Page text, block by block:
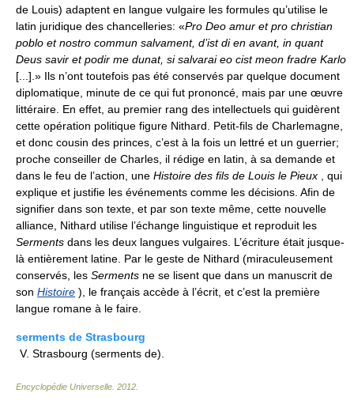
de Louis) adaptent en langue vulgaire les formules qu’utilise le
latin juridique des chancelleries: «Pro Deo amur et pro christian
poblo et nostro commun salvament, d’ist di en avant, in quant
Deus savir et podir me dunat, si salvarai eo cist meon fradre Karlo
[...].» Ils n’ont toutefois pas été conservés par quelque document
diplomatique, minute de ce qui fut prononcé, mais par une œuvre
littéraire. En effet, au premier rang des intellectuels qui guidèrent
cette opération politique figure Nithard. Petit-fils de Charlemagne,
et donc cousin des princes, c’est à la fois un lettré et un guerrier;
proche conseiller de Charles, il rédige en latin, à sa demande et
dans le feu de l’action, une Histoire des fils de Louis le Pieux , qui
explique et justifie les événements comme les décisions. Afin de
signifier dans son texte, et par son texte même, cette nouvelle
alliance, Nithard utilise l’échange linguistique et reproduit les
Serments dans les deux langues vulgaires. L’écriture était jusque-
là entièrement latine. Par le geste de Nithard (miraculeusement
conservés, les Serments ne se lisent que dans un manuscrit de
son Histoire ), le français accède à l’écrit, et c’est la première
langue romane à le faire.
serments de Strasbourg
V. Strasbourg (serments de).
Encyclopédie Universelle 2012